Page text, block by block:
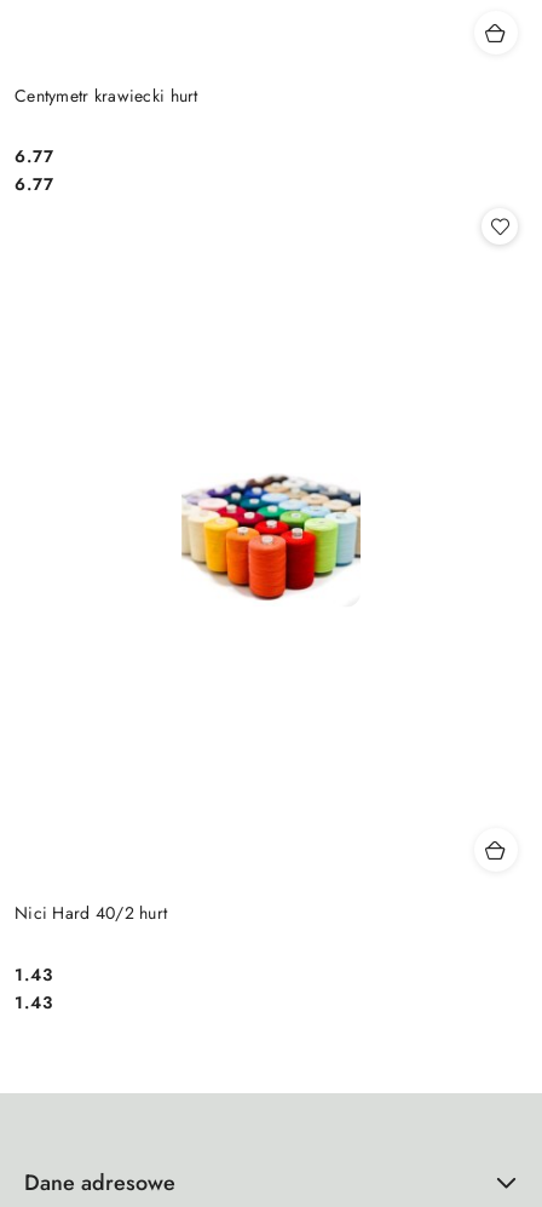
Centymetr krawiecki hurt
Cena:
6.77
Cena:
6.77
Nici Hard 40/2 hurt
Cena:
1.43
Cena:
1.43
Dane adresowe